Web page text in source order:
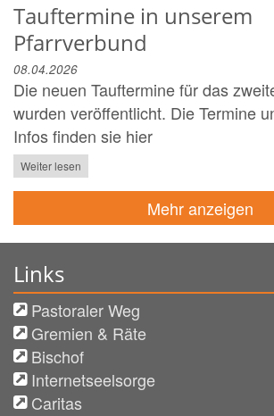
Tauftermine in unserem
Pfarrverbund
08.04.2026
Die neuen Tauftermine für das
wurden veröffentlicht. Die Termine
Infos finden sie hier
Weiter lesen
Mehr anzeigen
Links
Pastoraler Weg
Gremien & Räte
Bischof
Internetseelsorge
Caritas